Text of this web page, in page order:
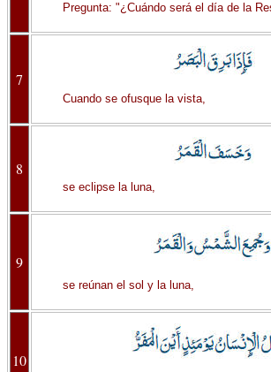
Pregunta: "¿Cuándo será el día de la
7
Cuando se ofusque la vista,
8
se eclipse la luna,
9
se reúnan el sol y la luna,
10